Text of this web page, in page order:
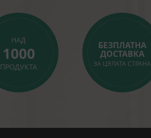
НАД
1000
ПРОДУКТА
БЕЗПЛАТНА
ДОСТАВКА
ЗА ЦЯЛАТА СТРАНА